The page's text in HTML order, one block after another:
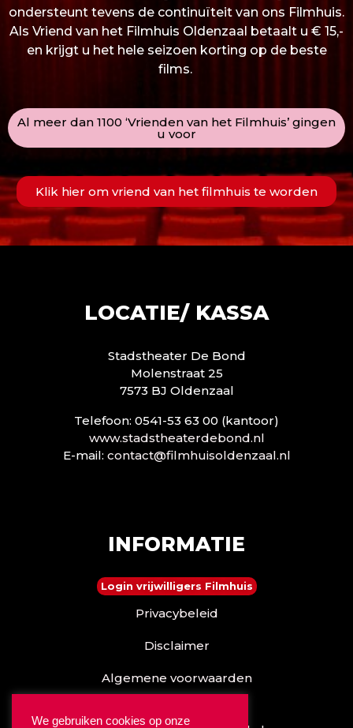
ondersteunt tevens de continuïteit van ons Filmhuis.
Als Vriend van het Filmhuis Oldenzaal betaalt u € 15,-
en krijgt u het hele seizoen korting op de beste
films.
Al meer dan 1100 ‘Vrienden van het Filmhuis’ gingen
u voor
Klik hier om vriend van het filmhuis te worden
LOCATIE/ KASSA
Stadstheater De Bond
Molenstraat 25
7573 BJ Oldenzaal
Telefoon: 0541-53 63 00 (kantoor)
www.stadstheaterdebond.nl
E-mail: contact@filmhuisoldenzaal.nl
INFORMATIE
Login vrijwilligers Filmhuis
Privacybeleid
Disclaimer
Algemene voorwaarden
We gebruiken cookies op onze